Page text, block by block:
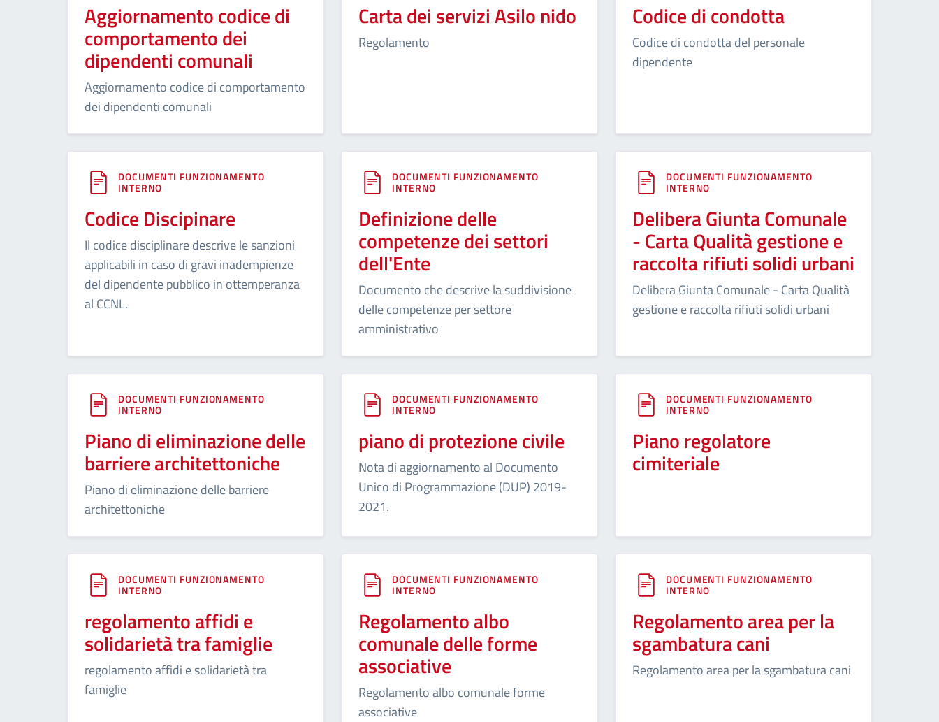
Aggiornamento codice di
comportamento dei
dipendenti comunali
Aggiornamento codice di comportamento
dei dipendenti comunali
Carta dei servizi Asilo nido
Regolamento
Codice di condotta
Codice di condotta del personale
dipendente
DOCUMENTI FUNZIONAMENTO
INTERNO
Codice Discipinare
Il codice disciplinare descrive le sanzioni
applicabili in caso di gravi inadempienze
del dipendente pubblico in ottemperanza
al CCNL.
DOCUMENTI FUNZIONAMENTO
INTERNO
Definizione delle
competenze dei settori
dell'Ente
Documento che descrive la suddivisione
delle competenze per settore
amministrativo
DOCUMENTI FUNZIONAMENTO
INTERNO
Delibera Giunta Comunale
- Carta Qualità gestione e
raccolta rifiuti solidi urbani
Delibera Giunta Comunale - Carta Qualità
gestione e raccolta rifiuti solidi urbani
DOCUMENTI FUNZIONAMENTO
INTERNO
Piano di eliminazione delle
barriere architettoniche
Piano di eliminazione delle barriere
architettoniche
DOCUMENTI FUNZIONAMENTO
INTERNO
piano di protezione civile
Nota di aggiornamento al Documento
Unico di Programmazione (DUP) 2019-
2021.
DOCUMENTI FUNZIONAMENTO
INTERNO
Piano regolatore
cimiteriale
DOCUMENTI FUNZIONAMENTO
INTERNO
regolamento affidi e
solidarietà tra famiglie
regolamento affidi e solidarietà tra
famiglie
DOCUMENTI FUNZIONAMENTO
INTERNO
Regolamento albo
comunale delle forme
associative
Regolamento albo comunale forme
associative
DOCUMENTI FUNZIONAMENTO
INTERNO
Regolamento area per la
sgambatura cani
Regolamento area per la sgambatura cani